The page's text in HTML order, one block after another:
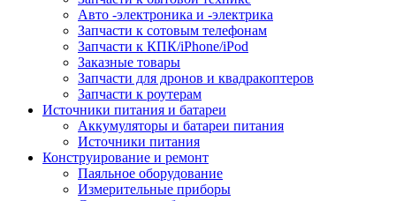
Авто -электроника и -электрика
Запчасти к сотовым телефонам
Запчасти к КПК/iPhone/iPod
Заказные товары
Запчасти для дронов и квадракоптеров
Запчасти к роутерам
Источники питания и батареи
Аккумуляторы и батареи питания
Источники питания
Конструирование и ремонт
Паяльное оборудование
Измерительные приборы